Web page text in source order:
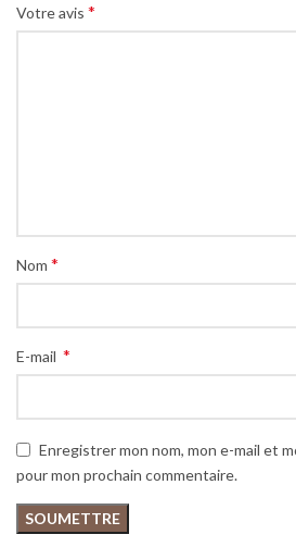
Votre avis *
Nom *
E-mail *
Enregistrer mon nom, mon e-mail et
pour mon prochain commentaire.